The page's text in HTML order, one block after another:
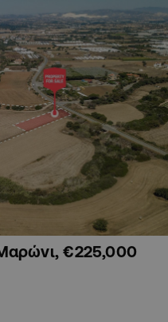
€225,000